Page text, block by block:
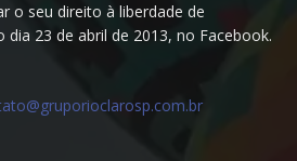
o seu direito à liberdade de
dia 23 de abril de 2013, no Facebook.